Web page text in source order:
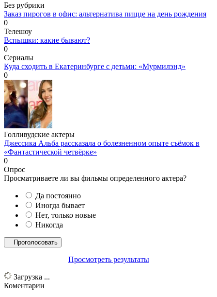
Без рубрики
Заказ пирогов в офис: альтернатива пицце на день рождения
0
Телешоу
Вспышки: какие бывают?
0
Сериалы
Куда сходить в Екатеринбурге с детьми: «Мурмилэнд»
0
Голливудские актеры
Джессика Альба рассказала о болезненном опыте съёмок в
«Фантастической четвёрке»
0
Опрос
Просматриваете ли вы фильмы определенного актера?
Да постоянно
Иногда бывает
Нет, только новые
Никогда
Просмотреть результаты
Загрузка ...
Коментарии